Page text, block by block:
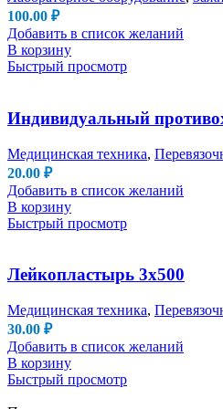
100.00 ₽
Добавить в список желаний
В корзину
Быстрый просмотр
Индивидуальный
Медицинская техника,
20.00 ₽
Добавить в список желаний
В корзину
Быстрый просмотр
Лейкопластырь 3х500
Медицинская техника,
30.00 ₽
Добавить в список желаний
В корзину
Быстрый просмотр